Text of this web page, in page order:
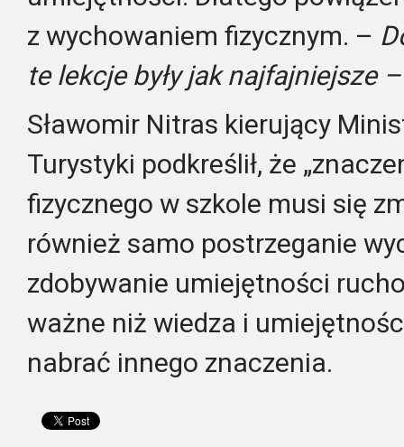
z wychowaniem fizycznym. –
te lekcje były jak najfajniejsze –
Sławomir Nitras kierujący
Turystyki podkreślił, że
fizycznego w szkole musi się
również samo postrzeganie
zdobywanie umiejętności
ważne niż wiedza i
nabrać innego znaczenia.